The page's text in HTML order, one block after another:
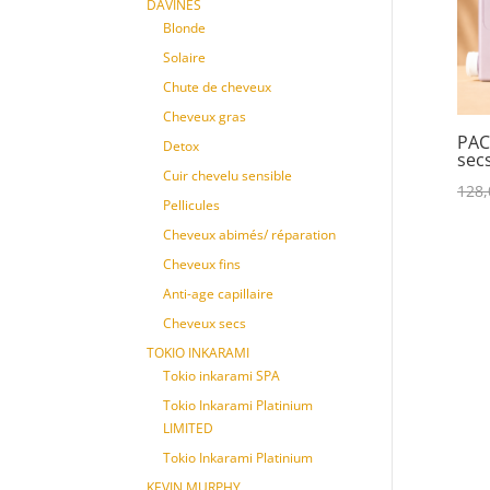
DAVINES
Blonde
Solaire
Chute de cheveux
Cheveux gras
Detox
Cuir chevelu sensible
Pellicules
Cheveux abimés/ réparation
Cheveux fins
Anti-age capillaire
Cheveux secs
TOKIO INKARAMI
Tokio inkarami SPA
Tokio Inkarami Platinium
LIMITED
Tokio Inkarami Platinium